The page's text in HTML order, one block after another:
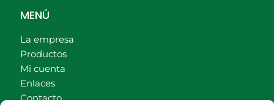
MENÚ
La empresa
Productos
Mi cuenta
Enlaces
Contacto